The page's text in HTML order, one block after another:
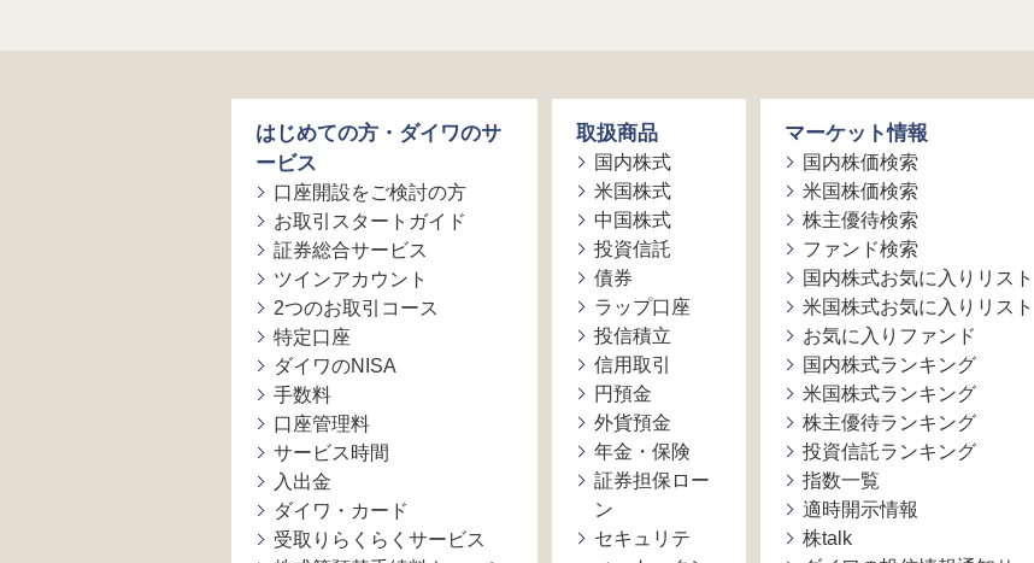
はじめての方・ダイワのサ
ービス
口座開設をご検討の方
お取引スタートガイド
証券総合サービス
ツインアカウント
2つのお取引コース
特定口座
ダイワのNISA
手数料
口座管理料
サービス時間
入出金
ダイワ・カード
受取りらくらくサービス
取扱商品
国内株式
米国株式
中国株式
投資信託
債券
ラップ口座
投信積立
信用取引
円預金
外貨預金
年金・保険
証券担保ロー
ン
セキュリテ
マーケット情報
国内株価検索
米国株価検索
株主優待検索
ファンド検索
国内株式お気に入りリスト
米国株式お気に入りリスト
お気に入りファンド
国内株式ランキング
米国株式ランキング
株主優待ランキング
投資信託ランキング
指数一覧
適時開示情報
株talk